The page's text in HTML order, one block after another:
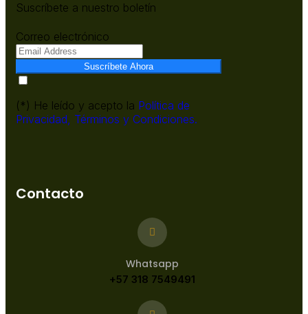
Suscríbete a nuestro boletín
Correo electrónico
Suscríbete Ahora
(*) He leído y acepto la Política de
Privacidad, Términos y Condiciones.
Contacto
Whatsapp
+57 318 7549491